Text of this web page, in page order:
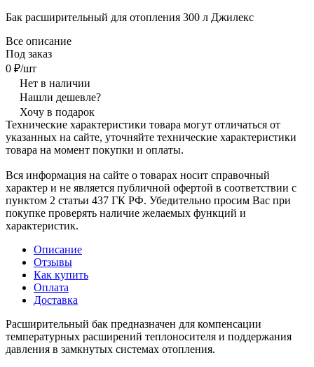
Бак расширительный для отопления 300 л Джилекс
Все описание
Под заказ
0 ₽/шт
Нет в наличии
Нашли дешевле?
Хочу в подарок
Технические характеристики товара могут отличаться от
указанных на сайте, уточняйте технические характеристики
товара на момент покупки и оплаты.
Вся информация на сайте о товарах носит справочный
характер и не является публичной офертой в соответствии с
пунктом 2 статьи 437 ГК РФ. Убедительно просим Вас при
покупке проверять наличие желаемых функций и
характеристик.
Описание
Отзывы
Как купить
Оплата
Доставка
Расширительный бак предназначен для компенсации
температурных расширений теплоносителя и поддержания
давления в замкнутых системах отопления.